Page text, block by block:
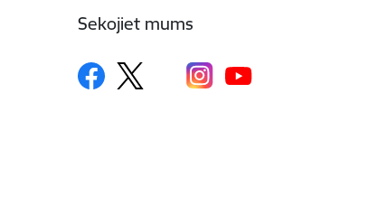
Sekojiet mums